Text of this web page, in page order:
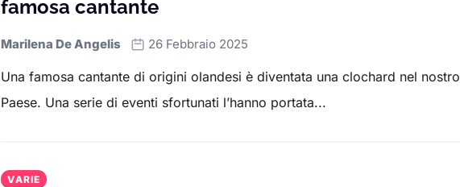
famosa cantante
Marilena De Angelis 26 Febbraio 2025
Una famosa cantante di origini olandesi è diventata una clochard nel nostro
Paese. Una serie di eventi sfortunati l’hanno portata...
VARIE